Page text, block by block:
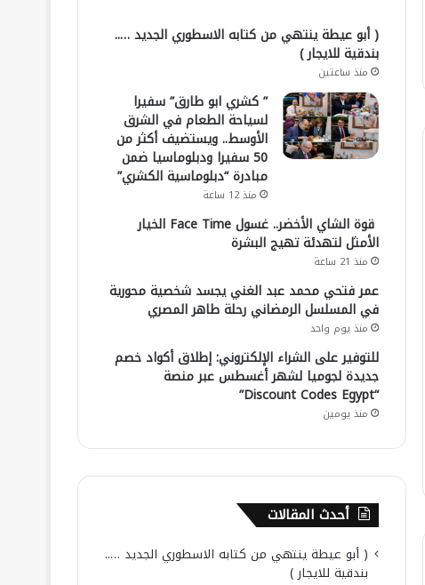
( أبو عيطة ينتهي من كتابه الاسطوري الجديد …..
بندقية للايجار )
منذ ساعتين
” كشري ابو طارق” سفيرا
لسياحة الطعام في الشرق
الأوسط.. ويستضيف أكثر من
50 سفيرا ودبلوماسيا ضمن
مبادرة “دبلوماسية الكشري”
منذ 12 ساعة
قوة الشاي الأخضر.. غسول Face Time الخيار
الأمثل لتهدئة تهيج البشرة
منذ 21 ساعة
عمر فتحي محمد عبد الغني يجسد شخصية محورية
في المسلسل الرمضاني رحلة طاهر المصري
منذ يوم واحد
للتوفير على الشراء الإلكتروني: إطلاق أكواد خصم
جديدة لجوميا لشهر أغسطس عبر منصة
“Discount Codes Egypt”
منذ يومين
أحدث المقالات
( أبو عيطة ينتهي من كتابه الاسطوري الجديد …..
بندقية للايجار )